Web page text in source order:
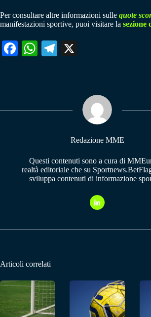
Per consultare altre informazioni sulle quote
manifestazioni sportive, puoi visitare la sezione
Fa W
pp
Te
m
Redazione MME
Questi contenuti sono a cura di
realtà editoriale che su
sviluppa contenuti di informazione
Articoli correlati